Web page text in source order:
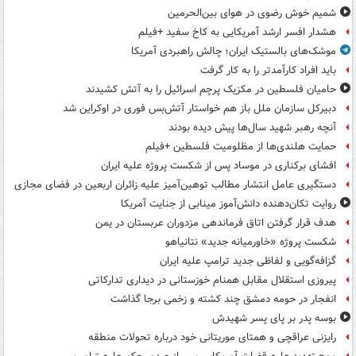
شمیم خوش رضوی در هوای بین‌الحرمین
هشدار افسر ارشد آمریکایی به کاخ سفید +فیلم
موشک‌های بالستیک ایران؛ چالش راهبردی آمریکا
باید افراد کارآمدتر را به کار گرفت
حامیان فلسطین در مکزیک پرچم اسرائیل را به آتش کشیدند
دبیرکل سازمان ملل باز هم خواستار آتش‌بس فوری در اوکراین شد
آنچه رهبر شهید سال‌ها پیش دیده بودند
حمایت هلندی‌ها از مظلومیت فلسطین +فیلم
افشای برکناری در موساد پس از شکست پروژه علیه ایران
دستگیری عامل انتشار مطالب توهین‌آمیز علیه زائران اربعین در فضای مجازی
روایت تکان‌دهنده دانش‌آموز مینابی از جنایت آمریکا
هدف قرار گرفتن اتاق‌ فرماندهی مزدوران عربستان در یمن
شکست پروژه «خاورمیانه جدید» نتانیاهو
گزافه‌گویی و لفاظی جدید ترامپ علیه ایران
پیروزی استقلال مقابل همنام خوزستانی در دیداری تدارکاتی
انفجار در حومه دمشق چند کشته و زخمی برجا گذاشت
بوسه‌ پدر بر پای پسر شهیدش
رایزنی عراقچی و همتای موریتانی خود درباره تحولات منطقه